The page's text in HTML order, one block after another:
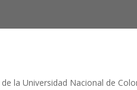
la Universidad Nacional de